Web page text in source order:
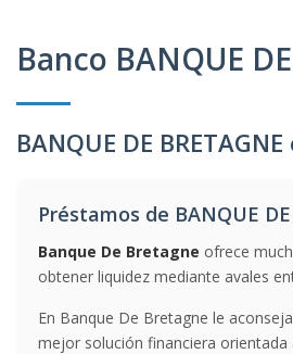
Banco BANQUE
BANQUE DE
Préstamos de BANQUE DE
Banque De Bretagne ofrece
obtener liquidez mediante avales
En Banque De Bretagne le
mejor solución financiera orientada